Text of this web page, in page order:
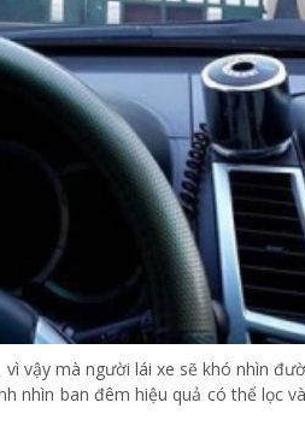
vậy mà người lái xe sẽ khó nhìn
ban đêm hiệu quả có thể lọc